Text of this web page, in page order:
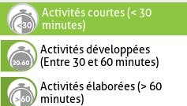
Activités courtes (< 30
minutes)
Activités développées
(Entre 30 et 60 minutes)
Activités élaborées (> 60
minutes)